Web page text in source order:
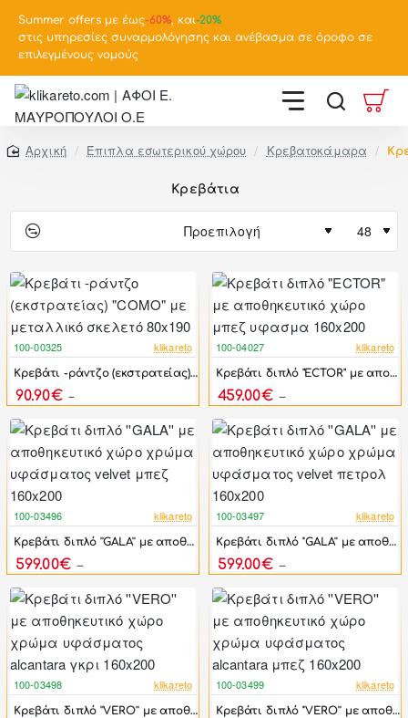
Summer offers με έως-60%, και-20%
στις υπηρεσίες συναρμολόγησης και ανέβασμα σε όροφο σε
επιλεγμένους νομούς
home
Έπιπλα εσωτερικού χώρου Κρεβατοκάμαρα
Κρεβάτια
-58%
100-00325 klikareto
Κρεβάτι -ράντζο (εκστρατείας) "COMO" με μεταλλικό σκελετό 80x190
90.90€
-45%
100-04027 klikareto
Κρεβάτι διπλό "ECTOR" με αποθηκευτικό χώρο μπεζ υφασμα 160x200
459.00€
-38%
100-03496 klikareto
Κρεβάτι διπλό ''GALA'' με αποθηκευτικό χώρο χρώμα υφάσματος velvet μπεζ 160x200
599.00€
-38%
100-03497 klikareto
Κρεβάτι διπλό ''GALA'' με αποθηκευτικό χώρο χρώμα υφάσματος velvet πετρολ 160x200
599.00€
-39%
100-03498 klikareto
Κρεβάτι διπλό ''VERO'' με αποθηκευτικό χώρο χρώμα υφάσματος alcantara γκρι 160x200
-39%
100-03499 klikareto
Κρεβάτι διπλό ''VERO'' με αποθηκευτικό χώρο χρώμα υφάσματος alcantara μπεζ 160x200